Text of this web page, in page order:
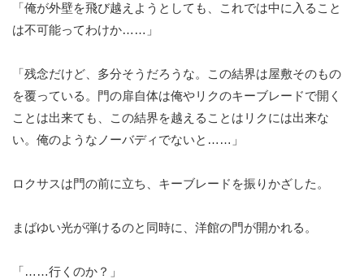
「俺が外壁を飛び越えようとしても、これでは中に入ること
は不可能ってわけか……」
「残念だけど、多分そうだろうな。この結界は屋敷そのもの
を覆っている。門の扉自体は俺やリクのキーブレードで開く
ことは出来ても、この結界を越えることはリクには出来な
い。俺のようなノーバディでないと……」
ロクサスは門の前に立ち、キーブレードを振りかざした。
まばゆい光が弾けるのと同時に、洋館の門が開かれる。
「……行くのか？」